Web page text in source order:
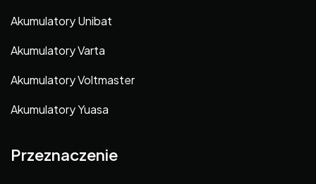
Akumulatory Unibat
Akumulatory Varta
Akumulatory Voltmaster
Akumulatory Yuasa
Przeznaczenie